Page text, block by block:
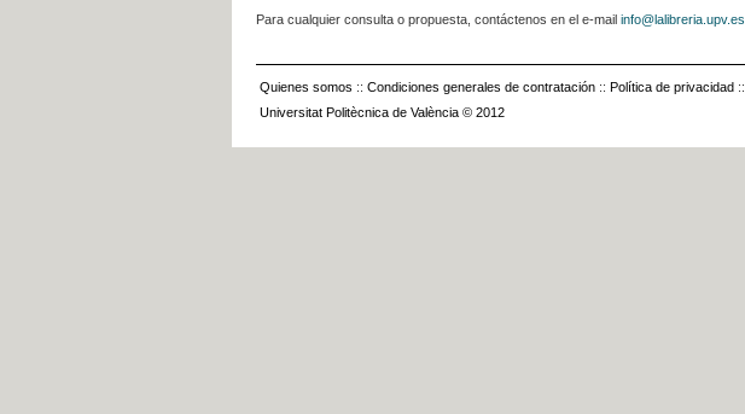
Para cualquier consulta o propuesta, contáctenos en el e-mail info@lalibreria.upv.es
Quienes somos :: Condiciones generales de contratación :: Política de privacidad ::
Universitat Politècnica de València © 2012